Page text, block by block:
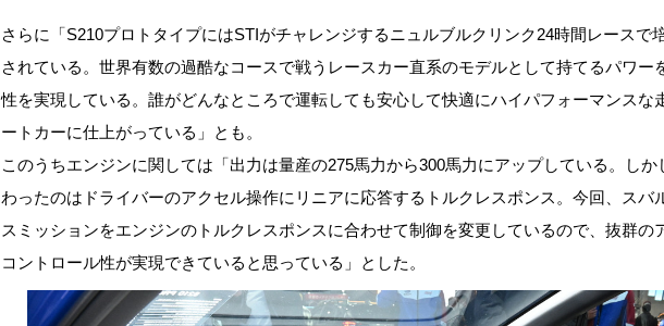
さらに「S210プロトタイプにはSTIがチャレンジするニュルブルクリンク24時間レースで
されている。世界有数の過酷なコースで戦うレースカー直系のモデルとして持てるパワー
性を実現している。誰がどんなところで運転しても安心して快適にハイパフォーマンスな
ートカーに仕上がっている」とも。
このうちエンジンに関しては「出力は量産の275馬力から300馬力にアップしている。し
わったのはドライバーのアクセル操作にリニアに応答するトルクレスポンス。今回、スバ
スミッションをエンジンのトルクレスポンスに合わせて制御を変更しているので、抜群の
コントロール性が実現できていると思っている」とした。